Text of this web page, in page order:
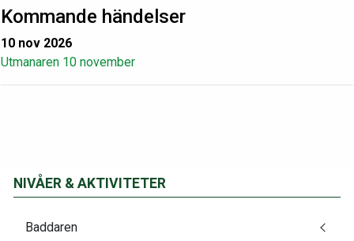
Kommande händelser
10 nov 2026
Utmanaren 10 november
NIVÅER & AKTIVITETER
Baddaren